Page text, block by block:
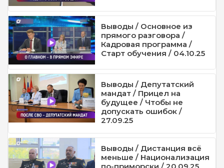
Выводы / Основное из
прямого разговора /
Кадровая программа /
Старт обучения / 04.10.25
Выводы / Депутатский
мандат / Прицел на
будущее / Чтобы не
допускать ошибок /
27.09.25
Выводы / Дистанция всё
меньше / Национализация